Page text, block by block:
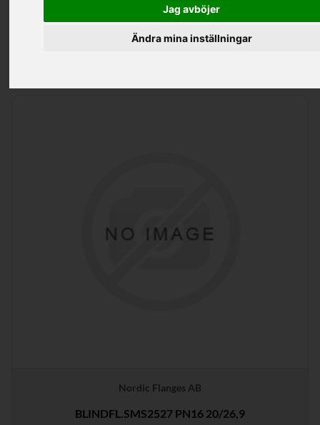
Jag avböjer
Ändra mina inställningar
Nordic Flanges AB
BLINDFL.SMS2527 PN16 20/26,9